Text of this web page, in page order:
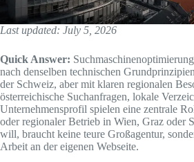
Last updated: July 5, 2026
Quick Answer:
nach denselben technischen
der Schweiz, aber mit klaren regionalen
österreichische Suchanfragen, lokale
Unternehmensprofil spielen eine zentrale
oder regionaler Betrieb in Wien, Graz oder
will, braucht keine teure Großagentur,
Arbeit an der eigenen Webseite.